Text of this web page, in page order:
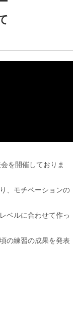
を開催しておりま
、モチベーションの
ベルに合わせて作っ
の練習の成果を発表